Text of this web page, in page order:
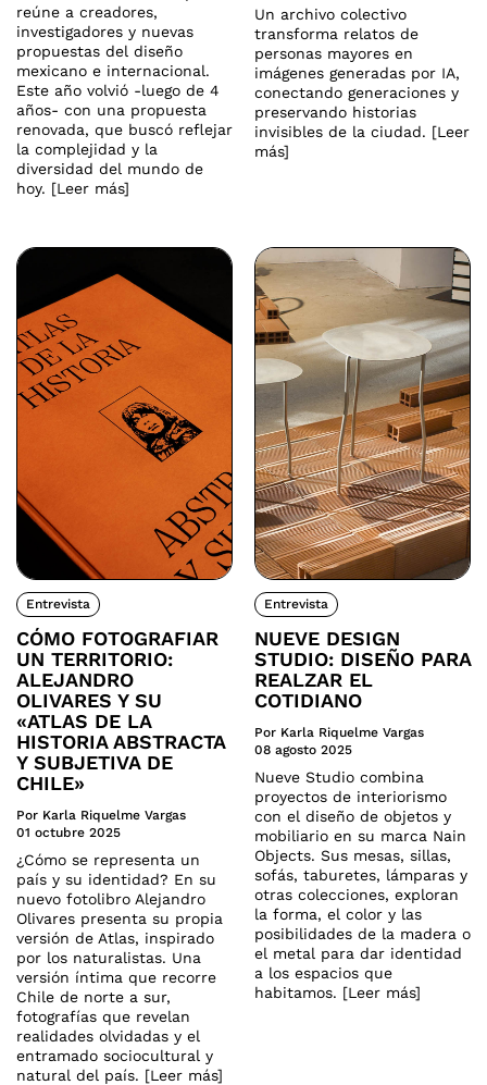
reúne a creadores,
investigadores y nuevas
propuestas del diseño
mexicano e internacional.
Este año volvió -luego de 4
años- con una propuesta
renovada, que buscó reflejar
la complejidad y la
diversidad del mundo de
hoy. [Leer más]
Un archivo colectivo
transforma relatos de
personas mayores en
imágenes generadas por IA,
conectando generaciones y
preservando historias
invisibles de la ciudad. [Leer
más]
Entrevista
CÓMO FOTOGRAFIAR
UN TERRITORIO:
ALEJANDRO
OLIVARES Y SU
«ATLAS DE LA
HISTORIA ABSTRACTA
Y SUBJETIVA DE
CHILE»
Por Karla Riquelme Vargas
01 octubre 2025
¿Cómo se representa un
país y su identidad? En su
nuevo fotolibro Alejandro
Olivares presenta su propia
versión de Atlas, inspirado
por los naturalistas. Una
versión íntima que recorre
Chile de norte a sur,
fotografías que revelan
realidades olvidadas y el
entramado sociocultural y
natural del país. [Leer más]
Entrevista
NUEVE DESIGN
STUDIO: DISEÑO PARA
REALZAR EL
COTIDIANO
Por Karla Riquelme Vargas
08 agosto 2025
Nueve Studio combina
proyectos de interiorismo
con el diseño de objetos y
mobiliario en su marca Nain
Objects. Sus mesas, sillas,
sofás, taburetes, lámparas y
otras colecciones, exploran
la forma, el color y las
posibilidades de la madera o
el metal para dar identidad
a los espacios que
habitamos. [Leer más]